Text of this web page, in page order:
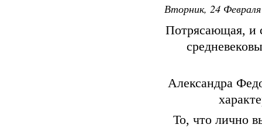
Вторник, 24
Потрясающая, и
Александра
То, что лично